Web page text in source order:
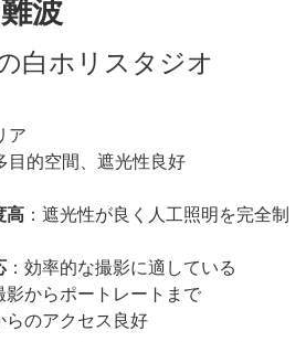
波
白ホリスタジオ
ア
目的空間、遮光性良好
高 ：遮光性が良く人工照明を完全制
：効率的な撮影に適している
影からポートレートまで
らのアクセス良好